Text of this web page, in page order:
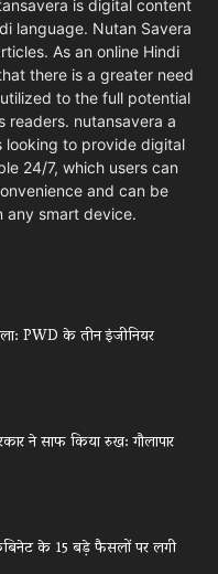
is digital content
language. Nutan Savera
As an online Hindi
there is a greater need
to the full potential
readers. nutansavera a
looking to provide digital
24/7, which users can
and can be
any smart device.
PWD के तीन इंजीनियर
ने साफ किया रुख: गौलापार
के 15 बड़े फैसलों पर लगी